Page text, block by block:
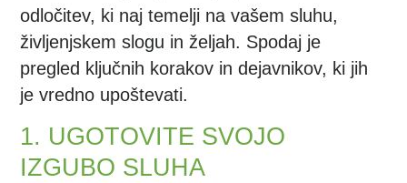
odločitev, ki naj temelji na vašem sluhu,
življenjskem slogu in željah. Spodaj je
pregled ključnih korakov in dejavnikov, ki jih
je vredno upoštevati.
1. UGOTOVITE SVOJO
IZGUBO SLUHA